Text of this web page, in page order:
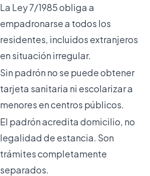
La Ley 7/1985 obliga a
empadronarse a todos los
residentes, incluidos extranjeros
en situación irregular.
Sin padrón no se puede obtener
tarjeta sanitaria ni escolarizar a
menores en centros públicos.
El padrón acredita domicilio, no
legalidad de estancia. Son
trámites completamente
separados.